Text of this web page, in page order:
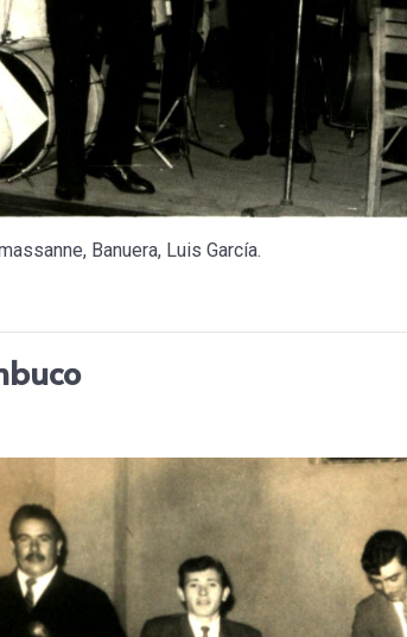
Banuera, Luis García.